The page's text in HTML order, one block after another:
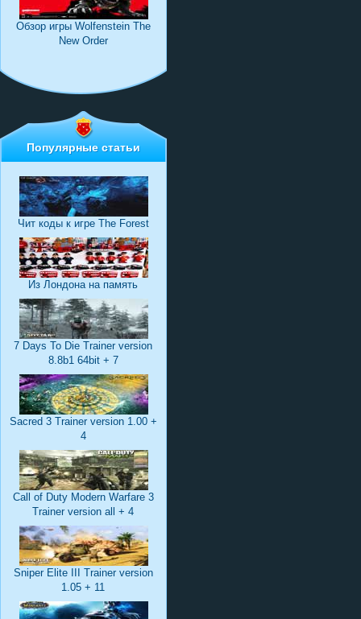
Обзор игры Wolfenstein The
New Order
Популярные статьи
Чит коды к игре The Forest
Из Лондона на память
7 Days To Die Trainer version
8.8b1 64bit + 7
Sacred 3 Trainer version 1.00 +
4
Call of Duty Modern Warfare 3
Trainer version all + 4
Sniper Elite III Trainer version
1.05 + 11